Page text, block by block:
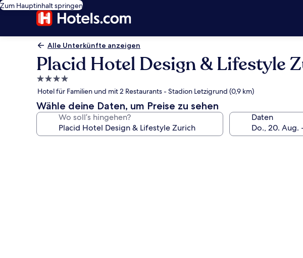
Zum Hauptinhalt springen
Alle Unterkünfte anzeigen
Placid Hotel Design & Lifestyle
4.0-
Sterne-
Unterkunft
Hotel für Familien und mit 2 Restaurants - Stadion Letzigrund (0,9 km)
Wähle deine Daten, um Preise zu sehen
Wo soll’s hingehen? Daten